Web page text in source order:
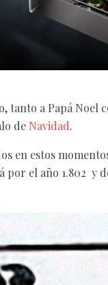
tanto a Papá Noel
de Navidad.
en estos
por el año 1.802 y